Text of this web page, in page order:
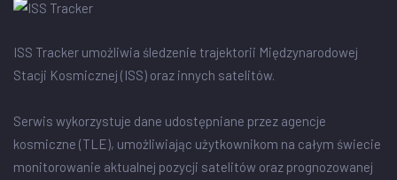
ISS Tracker umożliwia śledzenie trajektorii Międzynarodowej
Stacji Kosmicznej (ISS) oraz innych satelitów.
Serwis wykorzystuje dane udostępniane przez agencje
kosmiczne (TLE), umożliwiając użytkownikom na całym świecie
monitorowanie aktualnej pozycji satelitów oraz prognozowanej